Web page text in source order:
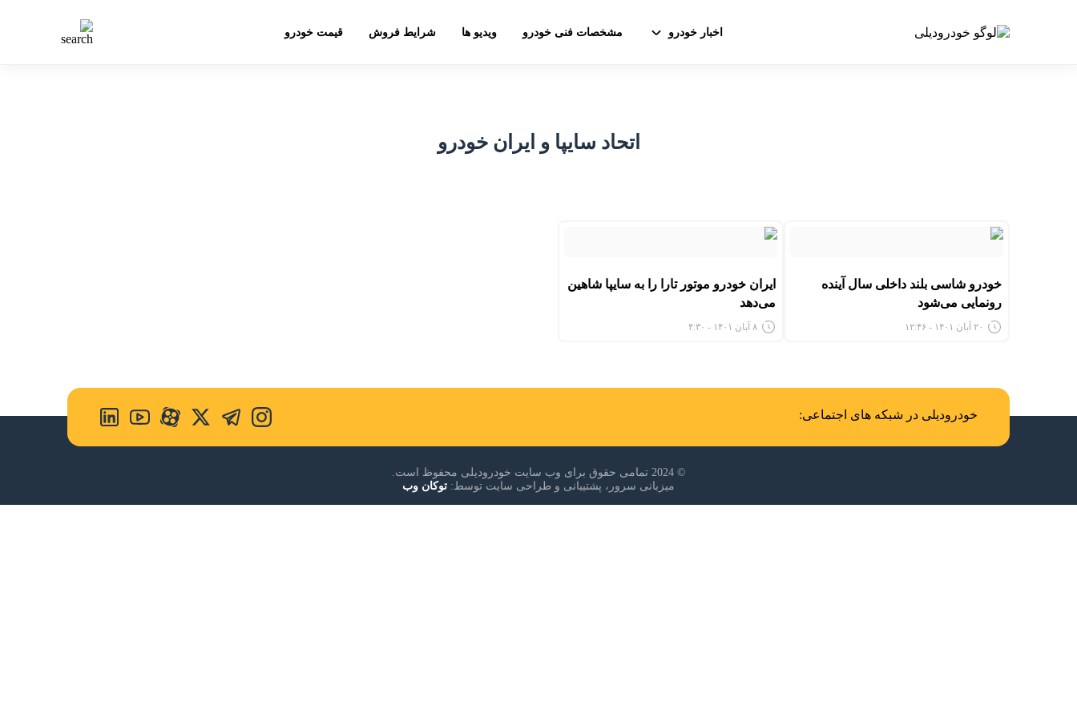
اخبار خودرو مشخصات فنی خودرو ویدیو ها شرایط فروش قیمت خودرو
اتحاد سایپا و ایران خودرو
خودرو شاسی بلند داخلی سال آینده
رونمایی می‌شود
۲۰ آبان ۱۴۰۱ - ۱۲:۴۶
ایران خودرو موتور تارا را به سایپا شاهین
می‌دهد
۸ آبان ۱۴۰۱ - ۴:۳۰
خودرودیلی در شبکه های اجتماعی:
© 2024 تمامی حقوق برای وب سایت خودرودیلی محفوظ است.
میزبانی سرور، پشتیبانی و طراحی سایت توسط: توکان وب